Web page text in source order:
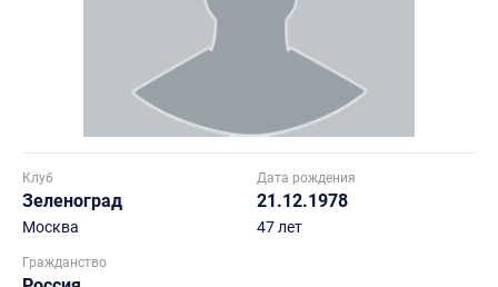
Клуб
Зеленоград
Москва
Дата рождения
21.12.1978
47 лет
Гражданство